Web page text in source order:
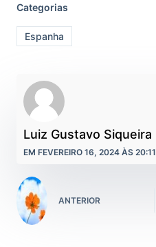
Categorias
Espanha
Luiz Gustavo Siqueira
EM FEVEREIRO 16, 2024 ÀS 20:11
ANTERIOR